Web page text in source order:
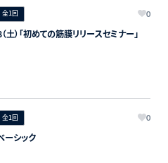
全1回 0
）「初めての筋膜リリースセミナー」
全1回 0
ーシック